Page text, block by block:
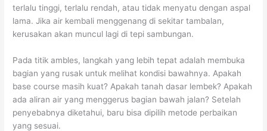
terlalu tinggi, terlalu rendah, atau tidak menyatu dengan aspal
lama. Jika air kembali menggenang di sekitar tambalan,
kerusakan akan muncul lagi di tepi sambungan.
Pada titik ambles, langkah yang lebih tepat adalah membuka
bagian yang rusak untuk melihat kondisi bawahnya. Apakah
base course masih kuat? Apakah tanah dasar lembek? Apakah
ada aliran air yang menggerus bagian bawah jalan? Setelah
penyebabnya diketahui, baru bisa dipilih metode perbaikan
yang sesuai.